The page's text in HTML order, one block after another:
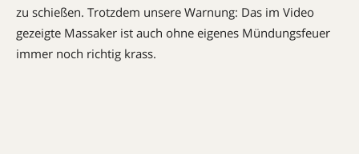
zu schießen. Trotzdem unsere Warnung: Das im Video
gezeigte Massaker ist auch ohne eigenes Mündungsfeuer
immer noch richtig krass.